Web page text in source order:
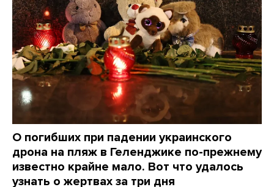
О погибших при падении украинского
дрона на пляж в Геленджике по-прежнему
известно крайне мало. Вот что удалось
узнать о жертвах за три дня